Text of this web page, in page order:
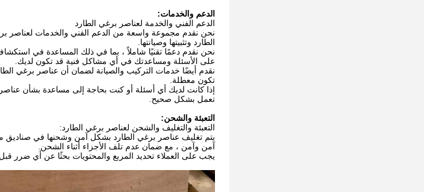
الدعم والخدمات:
الدعم الفني والخدمة لعناصر برغي الطارد
نحن نقدم مجموعة واسعة من الدعم الفني والخدمات لعناصر
الطارد وتثبيتها وصيانتها.
نحن نقدم دعمًا تقنيًا شاملاً ، بما في ذلك المساعدة في
على الأسئلة ومساعدتك في أي مشاكل فنية قد تكون لديك.
نقدم أيضًا خدمات التركيب والصيانة لضمان أن عناصر برغي
تكون معطلة.
إذا كانت لديك أي أسئلة أو كنت بحاجة إلى مساعدة بشأن عناصر
تعمل بشكل صحيح.
التعبئة والشحن:
التعبئة والتغليف والشحن لعناصر برغي الطارد:
يتم تغليف عناصر برغي الطارد بشكل آمن وشحنها في صناديق
آمن وآمن ، مع ضمان عدم تلف الأجزاء أثناء الشحن.
يجب على العملاء تحديد المربع والمحتويات بحثًا عن أي ضرر قبل